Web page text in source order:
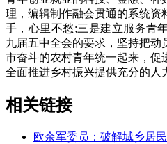
理，编辑制作融会贯通的系统资
手，心里不愁;三是建立服务青
九届五中全会的要求，坚持把
市奋斗的农村青年统一起来，促
全面推进乡村振兴提供充分的人
相关链接
欧余军委员：破解城乡居